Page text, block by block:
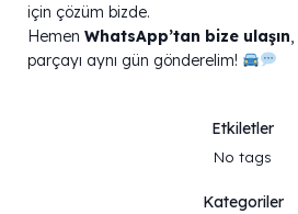
için çözüm bizde.
Hemen WhatsApp’tan bize ulaşın
parçayı aynı gün gönderelim!
Etkiletler
No tags
Kategoriler